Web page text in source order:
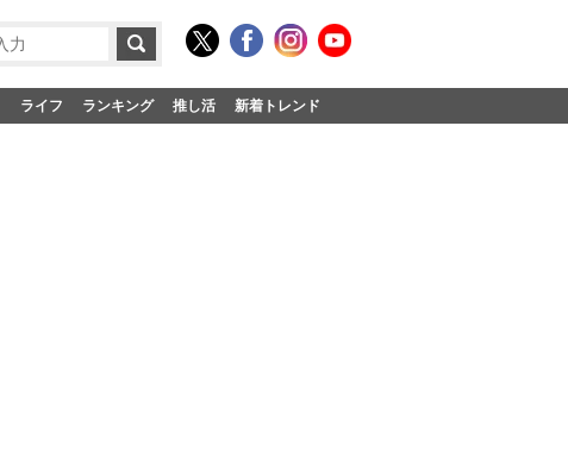
ライフ ランキング 推し活 新着トレンド